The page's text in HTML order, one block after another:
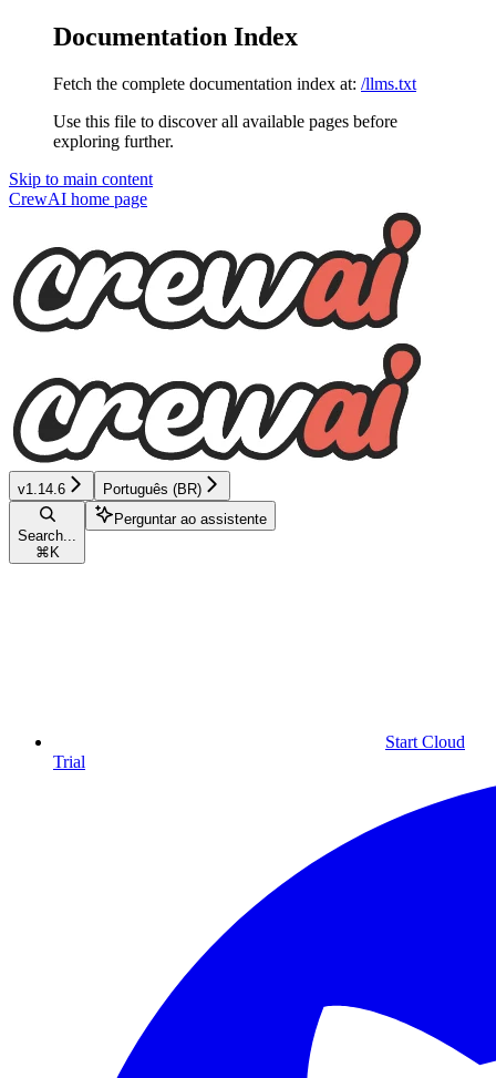
Documentation Index
Fetch the complete documentation index at: /llms.txt
Use this file to discover all available pages before
exploring further.
Skip to main content
CrewAI home page
v1.14.6 Português (BR)
Search...
⌘ K
Perguntar ao assistente
Start Cloud
Trial